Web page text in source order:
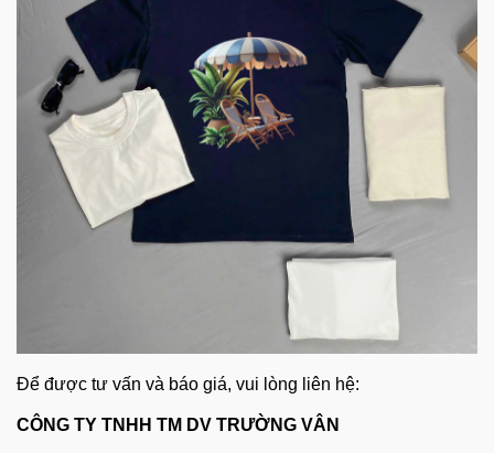
Để được tư vấn và báo giá, vui lòng liên hệ:
CÔNG TY TNHH TM DV TRƯỜNG VÂN